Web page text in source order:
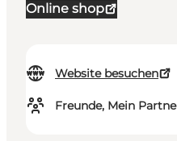
Online shop
Website besuchen
Freunde, Mein